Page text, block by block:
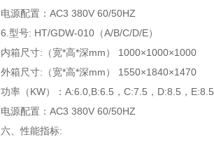
电源配置：AC3 380V 60/50HZ
6.型号: HT/GDW-010（A/B/C/D/E）
内箱尺寸:（宽*高*深mm） 1000×1000×1000
外箱尺寸:（宽*高*深mm） 1550×1840×1470
功率（KW）：A:6.0,B:6.5，C:7.5，D:8.5，E:8.5
电源配置：AC3 380V 60/50HZ
六、性能指标: